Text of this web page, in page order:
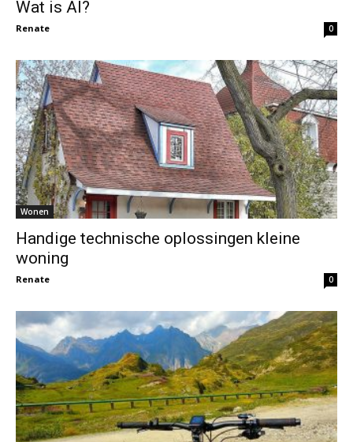
Wat is AI?
Renate 0
Wonen
Handige technische oplossingen kleine
woning
Renate 0